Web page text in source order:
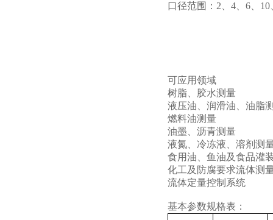
口径范围：2、4、6、10
可应用领域
树脂、胶水测量
液压油、润滑油、油脂
燃料油测量
油墨、沥青测量
液氮、冷冻液、溶剂测
食用油、鱼油及食品灌
化工及防腐要求流体测
流体定量控制系统
基本参数规格表：